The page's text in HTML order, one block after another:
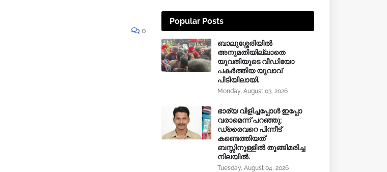
0
Popular Posts
ബാലുശ്ശേരിയിൽ
അനുമതിയില്ലാതെ
യുവതിയുടെ വീഡിയോ
പകർത്തിയ യുവാവ്
പിടിയിലായി.
Monday, August 03, 2026
ഭാര്യ വിളിച്ചപ്പോള്‍ ഇപ്പോ
വരാമെന്ന് പറഞ്ഞു;
ഡ്രൈവറെ പിന്നീട്
കണ്ടെത്തിയത്
ബസ്സിനുള്ളില്‍ തൂങ്ങിമരിച്ച
നിലയിൽ.
Tuesday, August 04, 2026